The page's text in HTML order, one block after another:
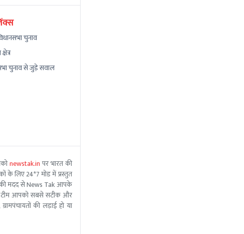
चुनाव
चुनाव से जुड़े सवाल
newstak.in पर भारत की
के लिए 24*7 मोड में प्रस्तुत
की मदद से News Tak आपके
टीम आपको सबसे सटीक और
की लड़ाई हो या